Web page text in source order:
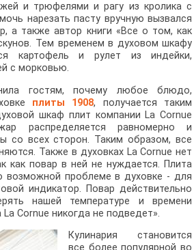
и трюфелями и рагу из кролика с
нарезать пасту вручную вызвался
а также автор книги «Все о том, как
Тем временем в духовом шкафу
картофель и рулет из индейки,
с морковью.
гостям, почему любое блюдо,
плиты 1908, получается таким
шкаф плит компании La Cornue
распределяется равномерно и
со всех сторон. Таким образом, все
Также в духовках La Cornue нет
как повар в ней не нуждается. Плита
возможной проблеме в духовке - для
индикатор. Повар действительно
нашей температуре и времени
Cornue никогда не подведет».
Кулинария становится
все более популярной во